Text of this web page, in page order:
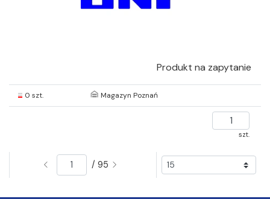
Produkt na zapytanie
0 szt. Magazyn Poznań
szt.
/ 95